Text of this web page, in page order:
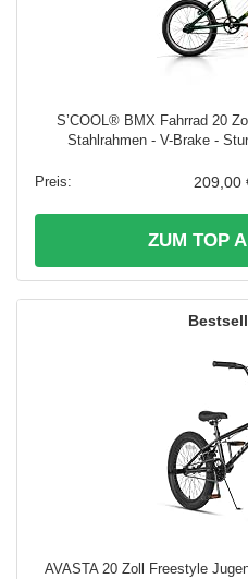
S’COOL® BMX Fahrrad 20
Stahlrahmen - V-Brake -
209,00
ZUM TOP
AVASTA 20 Zoll Freestyle